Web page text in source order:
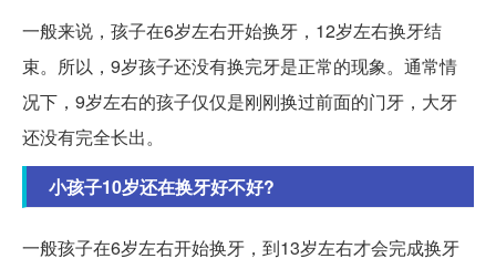
一般来说，孩子在6岁左右开始换牙，12岁左右换牙结
束。所以，9岁孩子还没有换完牙是正常的现象。通常情
况下，9岁左右的孩子仅仅是刚刚换过前面的门牙，大牙
还没有完全长出。
小孩子10岁还在换牙好不好?
一般孩子在6岁左右开始换牙，到13岁左右才会完成换牙